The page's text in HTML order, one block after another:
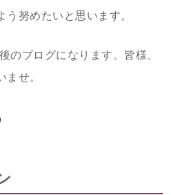
努めたいと思います。
のブログになります。皆様、
ませ。